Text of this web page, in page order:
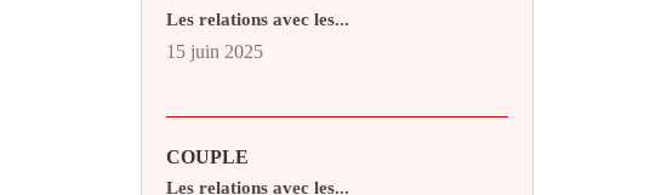
Les relations avec les...
15 juin 2025
COUPLE
Les relations avec les...